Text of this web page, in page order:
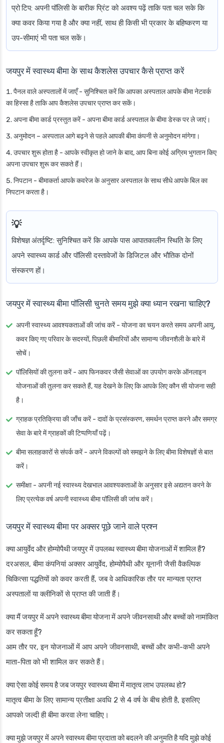
प्रो टिप: अपनी पॉलिसी के बारीक प्रिंट को अवश्य पढ़ें ताकि पता चल सके कि
क्या कवर किया गया है और क्या नहीं, साथ ही किसी भी प्रकार के बहिष्करण या
उप-सीमाएं भी पता चल सकें।
जयपुर में स्वास्थ्य बीमा के साथ कैशलेस उपचार कैसे प्राप्त करें
पैनल वाले अस्पतालों में जाएँ- सुनिश्चित करें कि आपका अस्पताल आपके बीमा नेटवर्क
का हिस्सा है ताकि आप कैशलेस उपचार प्राप्त कर सकें।
अपना बीमा कार्ड प्रस्तुत करें- अपना बीमा कार्ड अस्पताल के बीमा डेस्क पर ले जाएं।
अनुमोदन – अस्पताल आगे बढ़ने से पहले आपकी बीमा कंपनी से अनुमोदन मांगेगा।
उपचार शुरू होता है - आपके स्वीकृत हो जाने के बाद, आप बिना कोई अग्रिम भुगतान किए
अपना उपचार शुरू कर सकते हैं।
निपटान - बीमाकर्ता आपके कवरेज के अनुसार अस्पताल के साथ सीधे आपके बिल का
निपटान करता है।
विशेषज्ञ अंतर्दृष्टि: सुनिश्चित करें कि आपके पास आपातकालीन स्थिति के लिए
अपने स्वास्थ्य कार्ड और पॉलिसी दस्तावेजों के डिजिटल और भौतिक दोनों
संस्करण हों।
जयपुर में स्वास्थ्य बीमा पॉलिसी चुनते समय मुझे क्या ध्यान रखना चाहिए?
अपनी स्वास्थ्य आवश्यकताओं की जांच करें- योजना का चयन करते समय अपनी आयु,
कवर किए गए परिवार के सदस्यों, पिछली बीमारियों और सामान्य जीवनशैली के बारे में
सोचें।
पॉलिसियों की तुलना करें- आप फिनकवर जैसी सेवाओं का उपयोग करके ऑनलाइन
योजनाओं की तुलना कर सकते हैं, यह देखने के लिए कि आपके लिए कौन सी योजना सही
है।
ग्राहक प्रतिक्रिया की जाँच करें- दावों के प्रसंस्करण, समर्थन प्राप्त करने और समग्र
सेवा के बारे में ग्राहकों की टिप्पणियाँ पढ़ें।
बीमा सलाहकारों से संपर्क करें- अपने विकल्पों को समझने के लिए बीमा विशेषज्ञों से बात
करें।
समीक्षा- अपनी नई स्वास्थ्य देखभाल आवश्यकताओं के अनुसार इसे अद्यतन करने के
लिए प्रत्येक वर्ष अपनी स्वास्थ्य बीमा पॉलिसी की जांच करें।
जयपुर में स्वास्थ्य बीमा पर अक्सर पूछे जाने वाले प्रश्न
क्या आयुर्वेद और होम्योपैथी जयपुर में उपलब्ध स्वास्थ्य बीमा योजनाओं में शामिल हैं?
दरअसल, बीमा कंपनियां अक्सर आयुर्वेद, होम्योपैथी और यूनानी जैसी वैकल्पिक
चिकित्सा पद्धतियों को कवर करती हैं, जब वे आधिकारिक तौर पर मान्यता प्राप्त
अस्पतालों या क्लीनिकों से प्राप्त की जाती हैं।
क्या मैं जयपुर में अपने स्वास्थ्य बीमा योजना में अपने जीवनसाथी और बच्चों को नामांकित
कर सकता हूँ?
आम तौर पर, इन योजनाओं में आप अपने जीवनसाथी, बच्चों और कभी-कभी अपने
माता-पिता को भी शामिल कर सकते हैं।
क्या ऐसा कोई समय है जब जयपुर स्वास्थ्य बीमा में मातृत्व लाभ उपलब्ध हो?
मातृत्व बीमा के लिए सामान्य प्रतीक्षा अवधि 2 से 4 वर्ष के बीच होती है, इसलिए
आपको जल्दी ही बीमा करवा लेना चाहिए।
क्या मुझे जयपुर में अपने स्वास्थ्य बीमा प्रदाता को बदलने की अनुमति है यदि मुझे कोई